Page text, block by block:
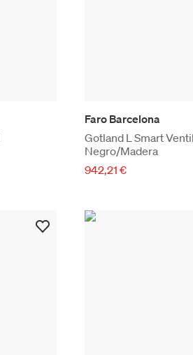
Faro Barcelona
Gotland L Smart
Negro/Madera
942,21 €